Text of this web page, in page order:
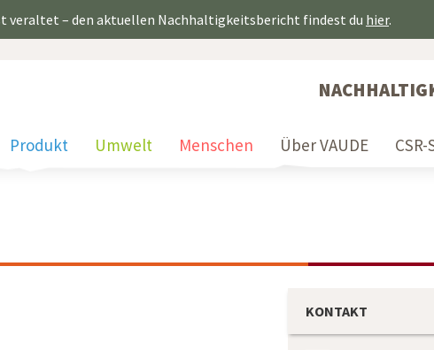
veraltet – den aktuellen Nachhaltigkeitsbericht findest du hier.
Produkt Umwelt Menschen Über VAUDE
KONTAKT